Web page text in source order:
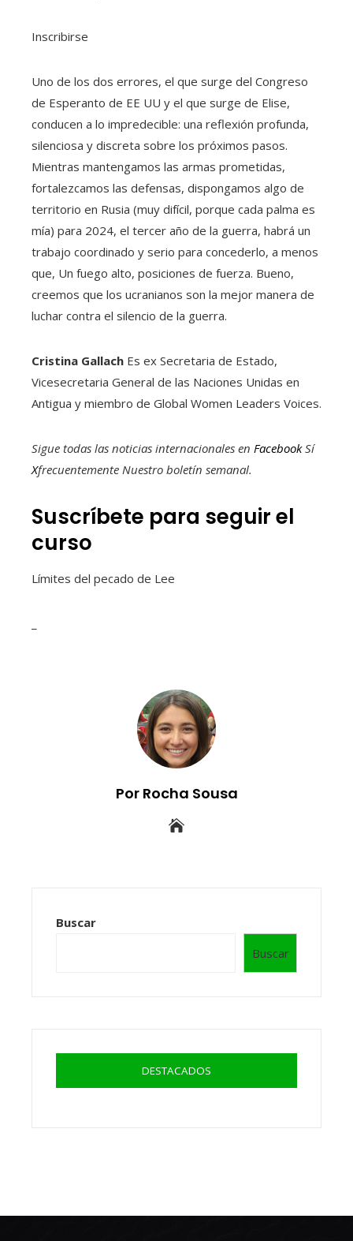
Inscribirse
Uno de los dos errores, el que surge del Congreso
de Esperanto de EE UU y el que surge de Elise,
conducen a lo impredecible: una reflexión profunda,
silenciosa y discreta sobre los próximos pasos.
Mientras mantengamos las armas prometidas,
fortalezcamos las defensas, dispongamos algo de
territorio en Rusia (muy difícil, porque cada palma es
mía) para 2024, el tercer año de la guerra, habrá un
trabajo coordinado y serio para concederlo, a menos
que, Un fuego alto, posiciones de fuerza. Bueno,
creemos que los ucranianos son la mejor manera de
luchar contra el silencio de la guerra.
Cristina Gallach Es ex Secretaria de Estado,
Vicesecretaria General de las Naciones Unidas en
Antigua y miembro de Global Women Leaders Voices.
Sigue todas las noticias internacionales en FacebookSí
Xfrecuentemente Nuestro boletín semanal.
Suscríbete para seguir el
curso
Límites del pecado de Lee
Por Rocha Sousa
Buscar
Buscar
DESTACADOS